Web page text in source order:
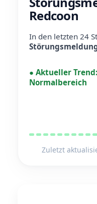
Redcoon
In den letzten 24
● Aktueller Trend:
Normalbereich
Zuletzt